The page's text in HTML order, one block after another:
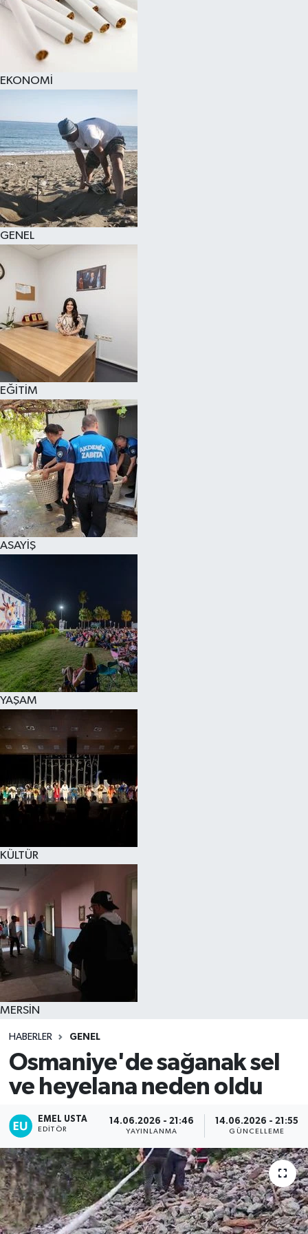
EKONOMİ
GENEL
EĞİTİM
ASAYİŞ
YAŞAM
KÜLTÜR
MERSİN
HABERLER GENEL
Osmaniye'de sağanak sel
ve heyelana neden oldu
EMEL USTA
EDITÖR
14.06.2026 - 21:46
YAYINLANMA
14.06.2026 - 21:55
GÜNCELLEME